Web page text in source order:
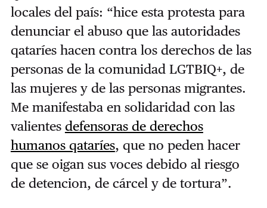
locales del país: “hice esta protesta para
denunciar el abuso que las autoridades
qataríes hacen contra los derechos de las
personas de la comunidad LGTBIQ+, de
las mujeres y de las personas migrantes.
Me manifestaba en solidaridad con las
valientes defensoras de derechos
humanos qataríes, que no peden hacer
que se oigan sus voces debido al riesgo
de detencion, de cárcel y de tortura”.